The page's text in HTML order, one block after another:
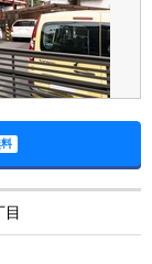
目